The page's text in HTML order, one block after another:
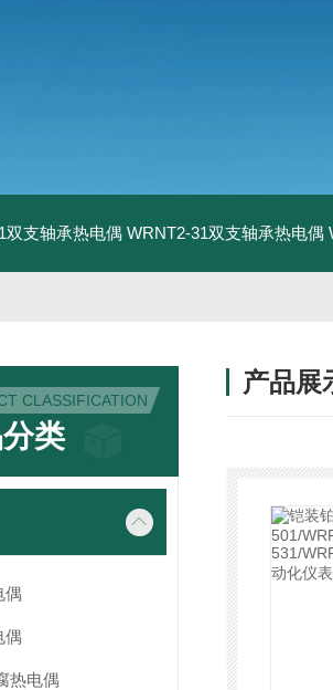
双支轴承热电偶 WRNT2-31双支轴承热电偶
CLASSIFICATION
类
偶
偶
热电偶
产品展